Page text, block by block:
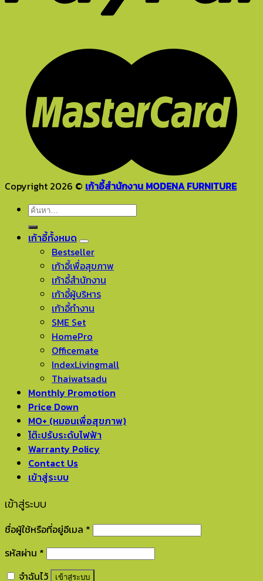
Copyright 2026 © เก้าอี้สำนักงาน MODENA FURNITURE
ค้นหา:
เก้าอี้ทั้งหมด
Bestseller
เก้าอี้เพื่อสุขภาพ
เก้าอี้สำนักงาน
เก้าอี้ผู้บริหาร
เก้าอี้ทำงาน
SME Set
HomePro
Officemate
IndexLivingmall
Thaiwatsadu
Monthly Promotion
Price Down
MO+ (หมอนเพื่อสุขภาพ)
โต๊ะปรับระดับไฟฟ้า
Warranty Policy
Contact Us
เข้าสู่ระบบ
เข้าสู่ระบบ
ชื่อผู้ใช้หรือที่อยู่อีเมล *
รหัสผ่าน *
จำฉันไว้
เข้าสู่ระบบ